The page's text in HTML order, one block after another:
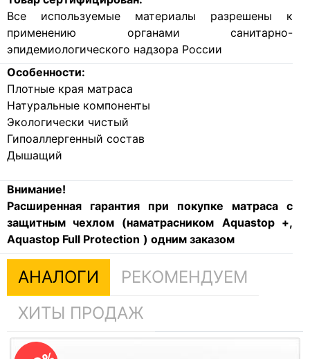
Все используемые материалы разрешены к
применению органами санитарно-
эпидемиологического надзора России
Особенности:
Плотные края матраса
Натуральные компоненты
Экологически чистый
Гипоаллергенный состав
Дышащий
Внимание!
Расширенная гарантия при покупке матраса с
защитным чехлом (наматрасником Aquastop +,
Aquastop Full Protection ) одним заказом
АНАЛОГИ
РЕКОМЕНДУЕМ
ХИТЫ ПРОДАЖ